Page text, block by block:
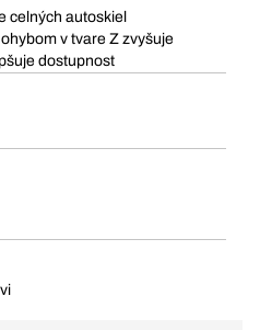
celných autoskiel
v tvare Z zvyšuje
dostupnost